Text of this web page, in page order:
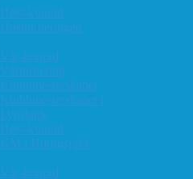
Høst-konrad
Høstturneringen
Vår-konrad
Vårturnering
Klubbmesterskapet
Klubbmesterskapet i
Lynsjakk
Høst-konrad
KM i Hurtigsjakk
Vår-konrad